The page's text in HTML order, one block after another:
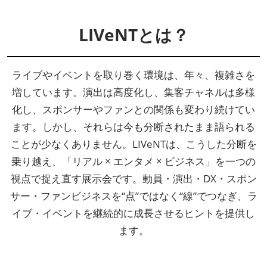
LIVeNTとは？
ライブやイベントを取り巻く環境は、年々、複雑さを
増しています。演出は高度化し、集客チャネルは多様
化し、スポンサーやファンとの関係も変わり続けてい
ます。しかし、それらは今も分断されたまま語られる
ことが少なくありません。LIVeNTは、こうした分断を
乗り越え、「リアル × エンタメ × ビジネス」を一つの
視点で捉え直す展示会です。動員・演出・DX・スポン
サー・ファンビジネスを“点”ではなく“線”でつなぎ、ラ
イブ・イベントを継続的に成長させるヒントを提供し
ます。